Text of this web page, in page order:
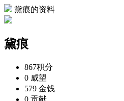
黛痕的资料
黛痕
867积分
0 威望
579 金钱
0 贡献